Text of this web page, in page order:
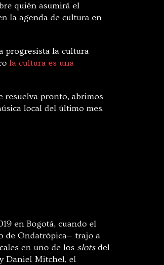
quién asumirá el
la agenda de cultura en
progresista la cultura
la cultura es una
resuelva pronto, abrimos
local del último mes.
en Bogotá, cuando el
de Ondatrópica— trajo a
en uno de los slots del
Daniel Mitchel, el